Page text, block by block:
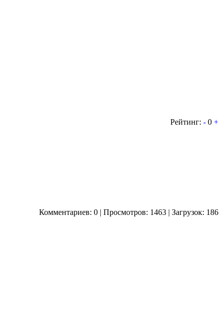
Рейтинг: - 0 +
Комментариев: 0 | Просмотров: 1463 | Загрузок: 186